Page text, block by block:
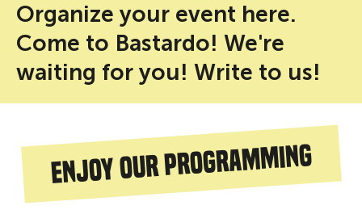
Organize your event here.
Come to Bastardo! We're
waiting for you! Write to us!
Enjoy our programming